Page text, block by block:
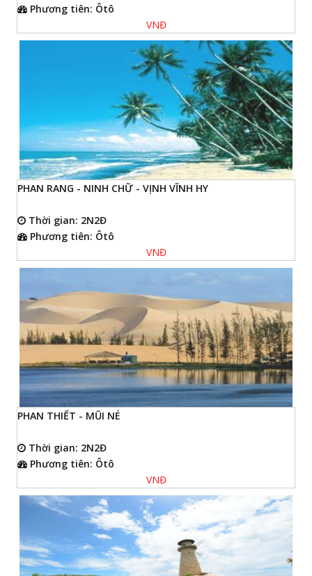
Phương tiên: Ôtô
VNĐ
PHAN RANG - NINH CHỮ - VỊNH VĨNH HY
Thời gian: 2N2Đ
Phương tiên: Ôtô
VNĐ
PHAN THIẾT - MŨI NÉ
Thời gian: 2N2Đ
Phương tiên: Ôtô
VNĐ